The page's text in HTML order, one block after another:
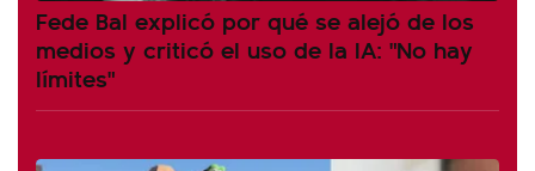
Fede Bal explicó por qué se alejó de los
medios y criticó el uso de la IA: "No hay
límites"